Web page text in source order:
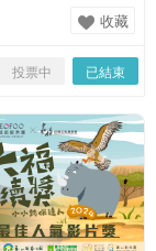
收藏
投票中 已結束